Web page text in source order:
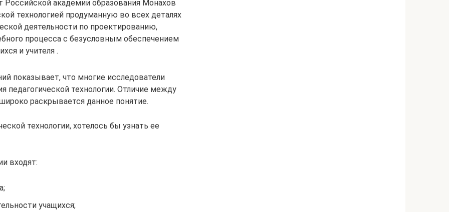
Российской академии образования Монахов
технологией продуманную во всех деталях
деятельности по проектированию,
процесса с безусловным обеспечением
и учителя .
показывает, что многие исследователи
педагогической технологии. Отличие между
раскрывается данное понятие.
технологии, хотелось бы узнать ее
входят:
учащихся;